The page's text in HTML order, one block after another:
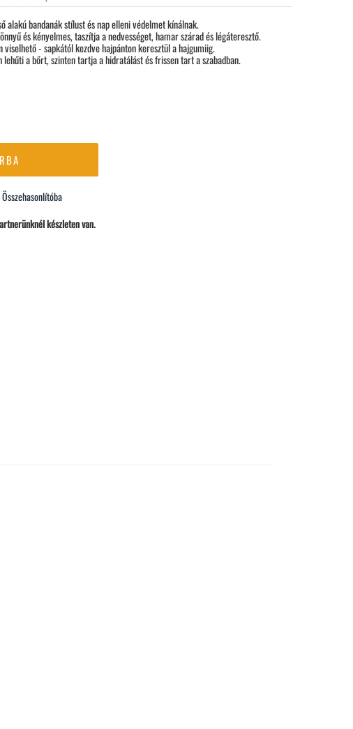
alakú bandanák stílust és nap elleni védelmet kínálnak.
és kényelmes, taszítja a nedvességet, hamar szárad és légáteresztő.
viselhető - sapkától kezdve hajpánton keresztül a hajgumiig.
lehűti a bőrt, szinten tartja a hidratálást és frissen tart a szabadban.
Összehasonlítóba
készleten van.